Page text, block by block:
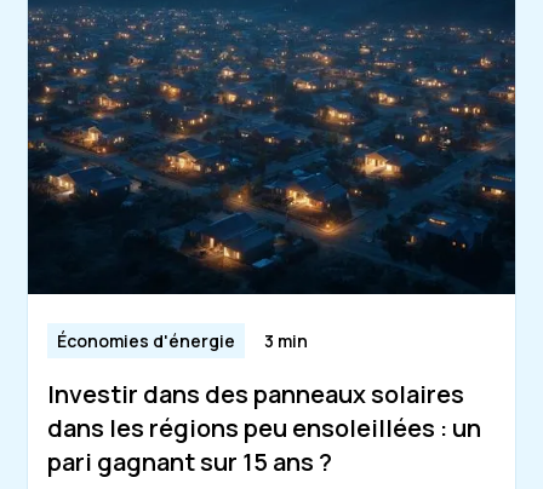
Économies d'énergie 3 min
Investir dans des panneaux solaires
dans les régions peu ensoleillées : un
pari gagnant sur 15 ans ?